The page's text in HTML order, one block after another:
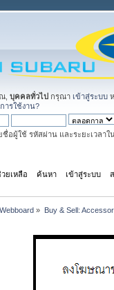
, บุคคลทั่วไป กรุณา เข้าสู่ระบบ
ารใช้งาน?
ชื่อผู้ใช้ รหัสผ่าน และระยะเวลา
ยเหลือ ค้นหา เข้าสู่ระบบ
» Buy & Sell: